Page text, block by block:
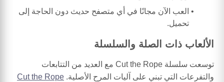
العب الآن مجانًا في أي متصفح حديث دون الحاجة إلى
تحميل.
الألعاب ذات الصلة والسلسلة
توسعت سلسلة Cut the Rope مع العديد من التتابعات
والتفرعات التي تبني على آليات المرح الأصلية. Cut the Rope